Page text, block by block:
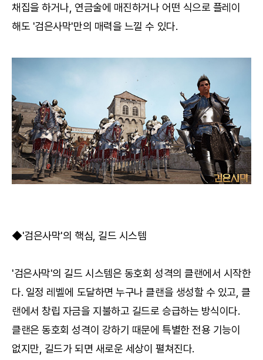
채집을 하거나, 연금술에 매진하거나 어떤 식으로 플레이
해도 '검은사막'만의 매력을 느낄 수 있다.
◆'검은사막'의 핵심, 길드 시스템
'검은사막'의 길드 시스템은 동호회 성격의 클랜에서 시작한
다. 일정 레벨에 도달하면 누구나 클랜을 생성할 수 있고, 클
랜에서 창립 자금을 지불하고 길드로 승급하는 방식이다.
클랜은 동호회 성격이 강하기 때문에 특별한 전용 기능이
없지만, 길드가 되면 새로운 세상이 펼쳐진다.